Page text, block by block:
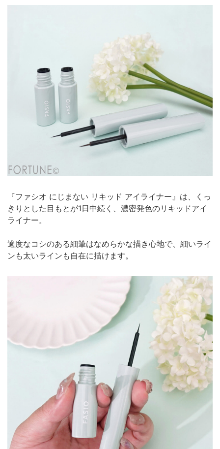
『ファシオ にじまない リキッド アイライナー』は、くっ
きりとした目もとが1日中続く、濃密発色のリキッドアイ
ライナー。
適度なコシのある細筆はなめらかな描き心地で、細いライ
ンも太いラインも自在に描けます。